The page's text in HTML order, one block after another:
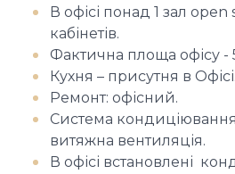
В офісі понад 1 зал open
кабінетів.
Фактична площа офісу -
Кухня – присутня в Офісі.
Ремонт: офісний.
Система
витяжна вентиляція.
В офісі встановлені